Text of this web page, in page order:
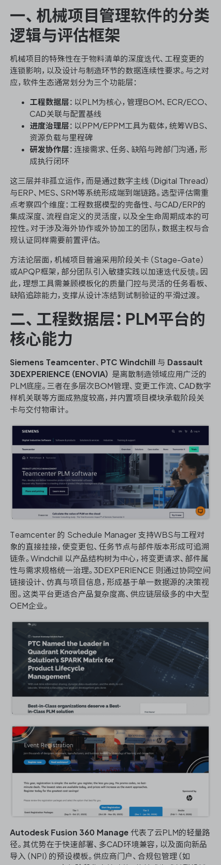
ONES 资讯
一、机械项目管理软件的分类
逻辑与评估框架
机械项目的特殊性在于物料清单的深度迭代、工程变更的
连锁影响，以及设计与制造环节的数据连续性要求。与之对
应，软件生态通常划分为三个功能层：
工程数据层 ：以PLM为核心，管理BOM、ECR/ECO、
CAD关联与配置基线
进度治理层 ：以PPM/EPPM工具为载体，统筹WBS、
资源负载与里程碑
研发协作层 ：连接需求、任务、缺陷与跨部门沟通，形
成执行闭环
这三层并非孤立运作，而是通过数字主线（Digital Thread）
与ERP、MES、SRM等系统形成端到端链路。选型评估需重
点考察四个维度：工程数据模型的完备性、与CAD/ERP的
集成深度、流程自定义的灵活度，以及全生命周期成本的可
控性。对于涉及海外协作或外协加工的团队，数据主权与合
规认证同样需要前置评估。
方法论层面，机械项目普遍采用阶段关卡（Stage-Gate）
或APQP框架，部分团队引入敏捷实践以加速迭代反馈。因
此，理想工具需兼顾模板化的质量门控与灵活的任务看板、
缺陷追踪能力，支撑从设计冻结到试制验证的平滑过渡。
二、工程数据层：PLM平台的
核心能力
Siemens Teamcenter、 PTC Windchill 与 Dassault
3DEXPERIENCE（ENOVIA）
是离散制造领域应用广泛的
PLM底座。三者在多层次BOM管理、变更工作流、CAD数字
样机关联等方面成熟度较高，并内置项目模块承载阶段关
卡与交付物审计。
Teamcenter 的 Schedule Manager 支持WBS与工程对
象的直接挂接，使变更包、任务节点与部件版本形成可追溯
链条。Windchill 以产品结构树为中心，将变更请求、部件属
性与需求规格统一治理。3DEXPERIENCE 则通过协同空间
链接设计、仿真与项目信息，形成基于单一数据源的决策视
图。这类平台更适合产品复杂度高、供应链层级多的中大型
OEM企业。
Autodesk Fusion 360 Manage 代表了云PLM的轻量路
径。其优势在于快速部署、多CAD环境兼容，以及面向新品
导入（NPI）的预设模板。供应商门户、合规包管理（如